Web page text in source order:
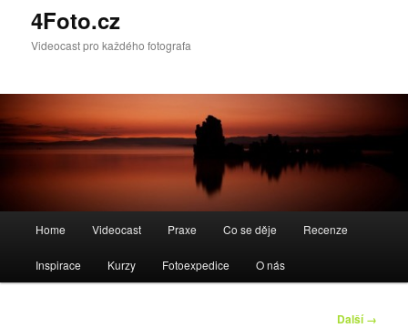
4Foto.cz
Videocast pro každého fotografa
navigační
Home Videocast Praxe Co se děje Recenze
Inspirace Kurzy Fotoexpedice O nás
Další →